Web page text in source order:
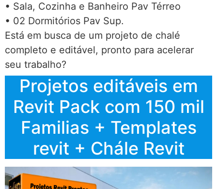
• Sala, Cozinha e Banheiro Pav Térreo
• 02 Dormitórios Pav Sup.
Está em busca de um projeto de chalé
completo e editável, pronto para acelerar
seu trabalho?
Projetos editáveis em
Revit Pack com 150 mil
Familias + Templates
revit + Chále Revit